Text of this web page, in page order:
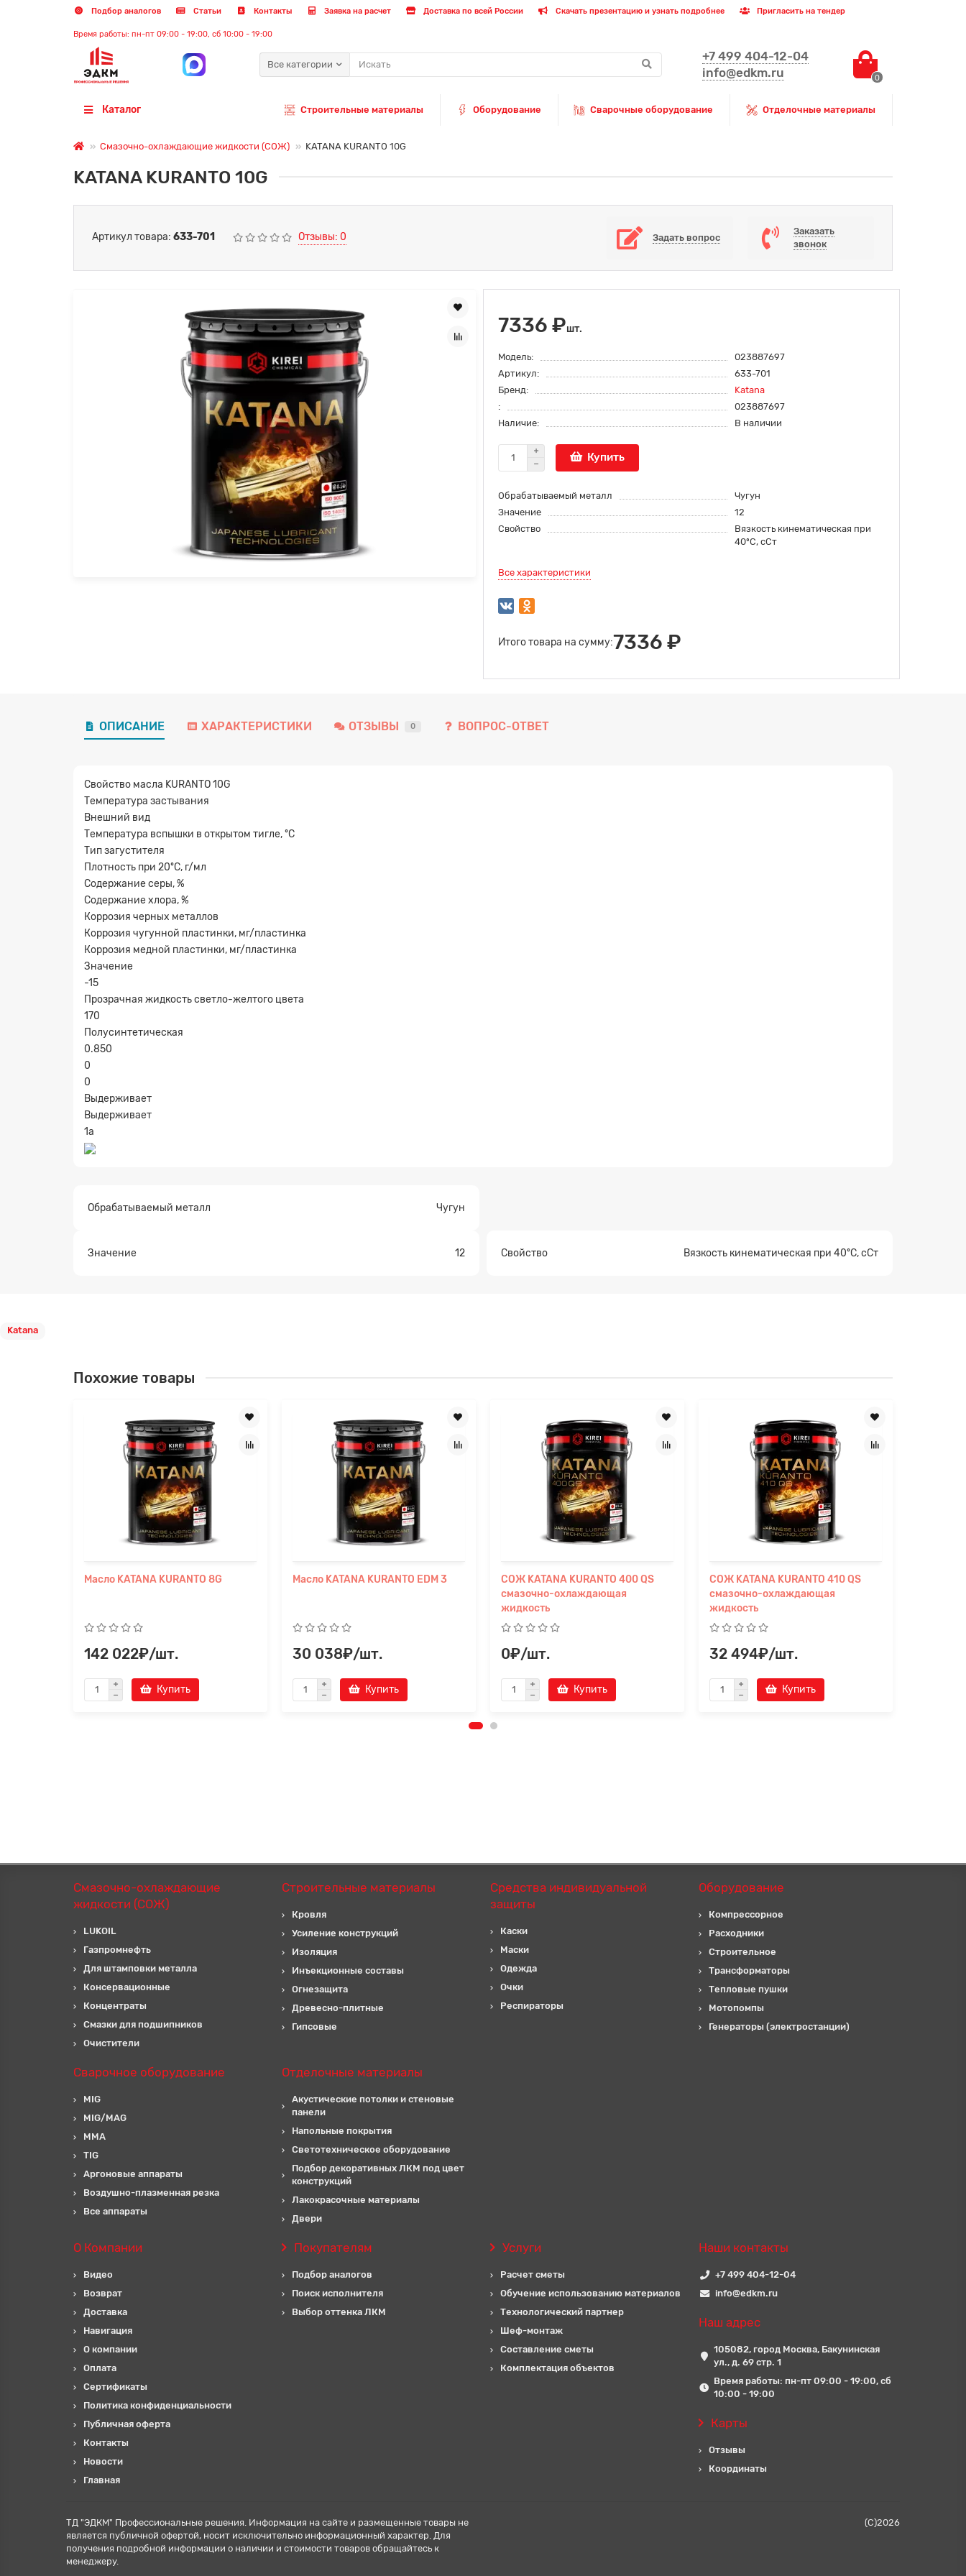
Подбор аналогов Статьи Контакты Заявка на расчет Доставка по всей России Скачать презентацию и узнать подробнее Пригласить на тендер
Время работы: пн-пт 09:00 - 19:00, сб 10:00 - 19:00
Все категории
+7 499 404-12-04
info@edkm.ru
0
Каталог Строительные материалы Оборудование Сварочные оборудование Отделочные материалы
Смазочно-охлаждающие жидкости (СОЖ) KATANA KURANTO 10G
KATANA KURANTO 10G
Артикул товара: 633-701 Отзывы: 0 Задать вопрос
Заказать
звонок
7336 ₽шт.
Модель:
023887697
Артикул:
633-701
Бренд:
Katana
:
023887697
Наличие:
В наличии
Купить
Обрабатываемый металл
Чугун
Значение
12
Свойство
Вязкость кинематическая при
40ºC, сСт
Все характеристики
Итого товара на сумму:7336 ₽
ОПИСАНИЕ ХАРАКТЕРИСТИКИ ОТЗЫВЫ 0 ВОПРОС-ОТВЕТ
Свойство масла KURANTO 10G
Температура застывания
Внешний вид
Температура вспышки в открытом тигле, ºC
Тип загустителя
Плотность при 20ºC, г/мл
Содержание серы, %
Содержание хлора, %
Коррозия черных металлов
Коррозия чугунной пластинки, мг/пластинка
Коррозия медной пластинки, мг/пластинка
Значение
-15
Прозрачная жидкость светло-желтого цвета
170
Полусинтетическая
0.850
0
0
Выдерживает
Выдерживает
1а
Обрабатываемый металл Чугун
Значение 12 Свойство Вязкость кинематическая при 40ºC, сСт
Katana
Похожие товары
Масло KATANA KURANTO 8G
142 022₽/шт.
Купить
Масло KATANA KURANTO EDM 3
30 038₽/шт.
Купить
СОЖ KATANA KURANTO 400 QS
смазочно-охлаждающая
жидкость
0₽/шт.
Купить
СОЖ KATANA KURANTO 410 QS
смазочно-охлаждающая
жидкость
32 494₽/шт.
Купить
Смазочно-охлаждающие
жидкости (СОЖ)
LUKOIL
Газпромнефть
Для штамповки металла
Консервационные
Концентраты
Смазки для подшипников
Очистители
Строительные материалы
Кровля
Усиление конструкций
Изоляция
Инъекционные составы
Огнезащита
Древесно-плитные
Гипсовые
Средства индивидуальной
защиты
Каски
Маски
Одежда
Очки
Респираторы
Оборудование
Компрессорное
Расходники
Строительное
Трансформаторы
Тепловые пушки
Мотопомпы
Генераторы (электростанции)
Сварочное оборудование
MIG
MIG/MAG
MMA
TIG
Аргоновые аппараты
Воздушно-плазменная резка
Все аппараты
Отделочные материалы
Акустические потолки и стеновые
панели
Напольные покрытия
Светотехническое оборудование
Подбор декоративных ЛКМ под цвет
конструкций
Лакокрасочные материалы
Двери
О Компании
Видео
Возврат
Доставка
Навигация
О компании
Оплата
Сертификаты
Политика конфиденциальности
Публичная оферта
Контакты
Новости
Главная
Покупателям
Подбор аналогов
Поиск исполнителя
Выбор оттенка ЛКМ
Услуги
Расчет сметы
Обучение использованию материалов
Технологический партнер
Шеф-монтаж
Составление сметы
Комплектация объектов
Наши контакты
+7 499 404-12-04
info@edkm.ru
Наш адрес
105082, город Москва, Бакунинская
ул., д. 69 стр. 1
Время работы: пн-пт 09:00 - 19:00, сб
10:00 - 19:00
Карты
Отзывы
Координаты
ТД "ЭДКМ" Профессиональные решения. Информация на сайте и размещенные товары не
является публичной офертой, носит исключительно информационный характер. Для
получения подробной информации о наличии и стоимости товаров обращайтесь к
менеджеру.
(C)2026